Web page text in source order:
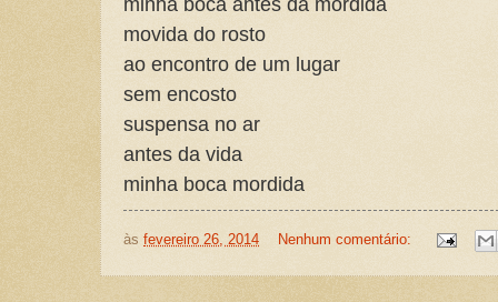
movida do rosto
ao encontro de um lugar
sem encosto
suspensa no ar
antes da vida
minha boca mordida
às fevereiro 26, 2014 Nenhum comentário: